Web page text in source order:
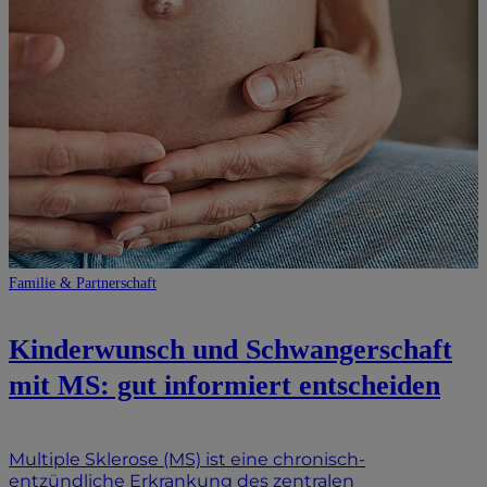
Familie & Partnerschaft
Kinderwunsch und Schwangerschaft
mit MS: gut informiert entscheiden
Multiple Sklerose (MS) ist eine chronisch-
entzündliche Erkrankung des zentralen